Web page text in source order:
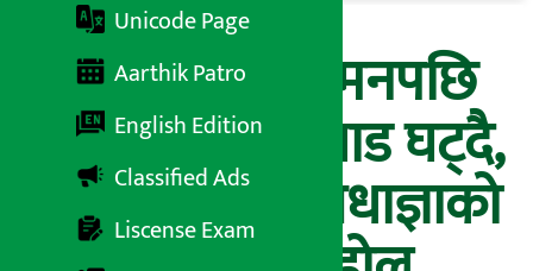
Unicode Page
Aarthik Patro
English Edition
Classified Ads
Liscense Exam
सिडिओको अनुगमनपछि
उपत्यकामा भिडभाड घट्दै,
यस्तो देखियो निषेधाज्ञाको